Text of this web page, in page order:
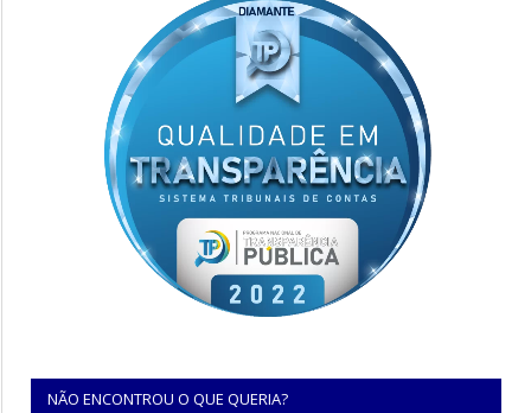
NÃO ENCONTROU O QUE QUERIA?